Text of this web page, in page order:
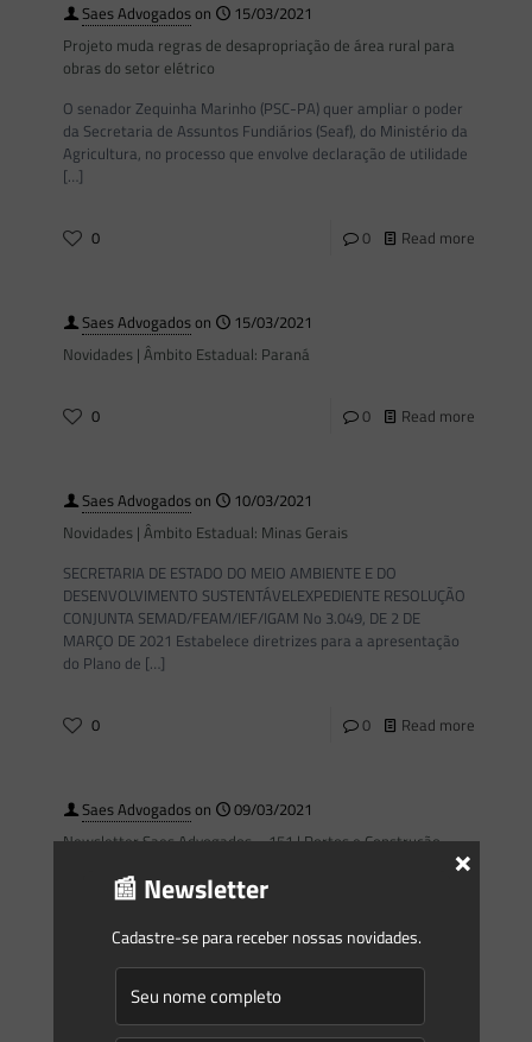
Saes Advogadoson
15/03/2021
Projeto muda regras de desapropriação de área rural para
obras do setor elétrico
O senador Zequinha Marinho (PSC-PA) quer ampliar o poder
da Secretaria de Assuntos Fundiários (Seaf), do Ministério da
Agricultura, no processo que envolve declaração de utilidade
[…]
0 0 Read more
Saes Advogadoson
15/03/2021
Novidades | Âmbito Estadual: Paraná
0 0 Read more
Saes Advogadoson
10/03/2021
Novidades | Âmbito Estadual: Minas Gerais
SECRETARIA DE ESTADO DO MEIO AMBIENTE E DO
DESENVOLVIMENTO SUSTENTÁVELEXPEDIENTE RESOLUÇÃO
CONJUNTA SEMAD/FEAM/IEF/IGAM No 3.049, DE 2 DE
MARÇO DE 2021 Estabelece diretrizes para a apresentação
do Plano de […]
0 0 Read more
Saes Advogadoson
09/03/2021
Newsletter Saes Advogados – 151 | Portos e Construção
Informativo 151Março/2021 Newsletter Portos e
Construção Naval Estimados leitores, A Newsletter desta
semana aborda temas relacionados ao setor de Portos e
Construção Naval. Inicialmente, em “Oportunidade na
redução de Carbono:[…]
📰 Newsletter
Cadastre-se para receber nossas novidades.
×